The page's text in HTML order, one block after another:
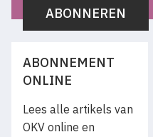
ABONNEREN
ABONNEMENT
ONLINE
Lees alle artikels van
OKV online en